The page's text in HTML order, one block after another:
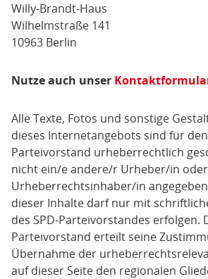
Willy-Brandt-Haus
Wilhelmstraße 141
10963 Berlin
Nutze auch unser
Alle Texte, Fotos und sonstige
dieses Internetangebots sind für den
Parteivorstand urheberrechtlich
nicht ein/e andere/r Urheber/in
Urheberrechtsinhaber/in
dieser Inhalte darf nur mit
des SPD-Parteivorstandes erfolgen.
Parteivorstand erteilt seine
Übernahme der
auf dieser Seite den regionalen